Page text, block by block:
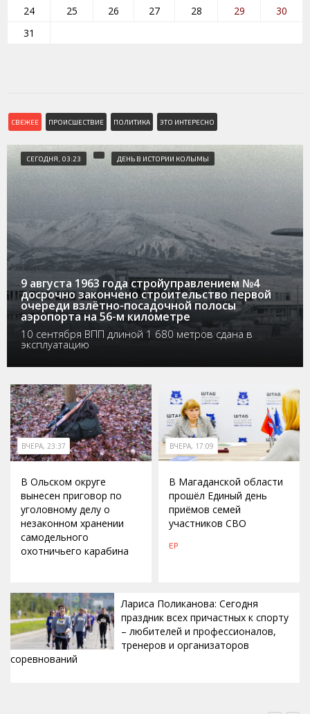
24 25 26 27 28 29
30
31
СВЕЖЕЕ ПРОИСШЕСТВИЕ ПОЛИТИКА ЭТО ИНТЕРЕСНО
СЕГОДНЯ, 03:23 ДЕНЬ В ИСТОРИИ КОЛЫМЫ
9 августа 1963 года стройуправлением №4
досрочно закончено строительство первой
очереди взлётно-посадочной полосы
аэропорта на 56-м километре
10 сентября ВПП длиной 1 680 метров сдана в
эксплуатацию
ВЧЕРА, 23:37
В Ольском округе
вынесен приговор по
уголовному делу о
незаконном хранении
самодельного
охотничьего карабина
ВЧЕРА, 17:09
В Магаданской области
прошёл Единый день
приёмов семей
участников СВО
ЕР
Лариса Поликанова: Сегодня
праздник всех причастных к спорту
– любителей и профессионалов,
тренеров и организаторов
соревнований